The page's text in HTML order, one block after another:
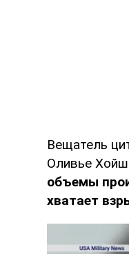
Вещатель
Оливье
объемы
хватает